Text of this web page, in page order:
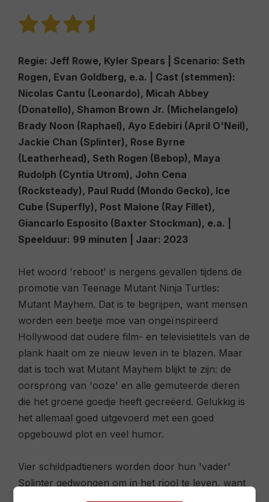
Regie: Jeff Rowe, Kyler Spears | Scenario: Seth
Rogen, Evan Goldberg, e.a. | Cast (stemmen):
Nicolas Cantu (Leonardo), Micah Abbey
(Donatello), Shamon Brown Jr. (Michelangelo)
Brady Noon (Raphael), Ayo Edebiri (April O'Neil),
Jackie Chan (Splinter), Rose Byrne
(Leatherhead), Seth Rogen (Bebop), Maya
Rudolph (Cyntia Utrom), John Cena
(Rocksteady), Paul Rudd (Mondo Gecko), Ice
Cube (Superfly), Post Malone (Ray Fillet),
Giancarlo Esposito (Baxter Stockman), e.a. |
Speelduur: 99 minuten | Jaar: 2023
Het woord 'reboot' is nergens gevallen tijdens de
promotie van Teenage Mutant Ninja Turtles:
Mutant Mayhem. Dat is te begrijpen, want mensen
worden een beetje moe van ongeïnspireerd
Hollywood dat oudere film- en televisietitels van de
plank haalt om ze nieuw leven in te blazen. Maar
dat is toch wat Mutant Mayhem blijkt te zijn: de
oorsprong van 'ooze' en alle gemuteerde dieren
die het groene goedje heeft gecreëerd. Gelukkig is
het allemaal goed uitgevoerd met een goed
opgebouwd plot en veel humor.
Vier schildpadtieners worden door hun 'vader'
Splinter gedwongen om in het riool te leven, want
ervaring heeft geleerd dat mensen ze zullen